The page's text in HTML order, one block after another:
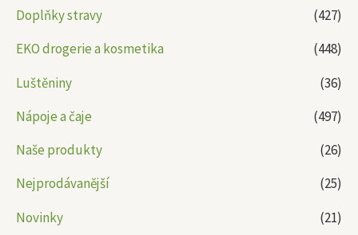
Doplňky stravy
(427)
EKO drogerie a kosmetika
(448)
Luštěniny
(36)
Nápoje a čaje
(497)
Naše produkty
(26)
Nejprodávanější
(25)
Novinky
(21)